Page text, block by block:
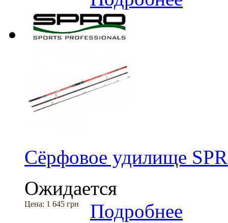
Сёрфовое удилище
Ожидается
Цена: 1 645 грн Подробнее